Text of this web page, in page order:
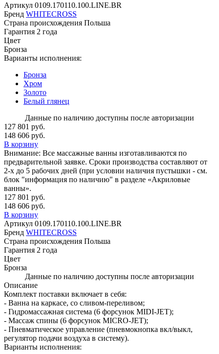
Артикул 0109.170110.100.LINE.BR
Бренд WHITECROSS
Страна происхождения Польша
Гарантия 2 года
Цвет
Бронза
Варианты исполнения:
Бронза
Хром
Золото
Белый глянец
Данные по наличию доступны после авторизации
127 801 руб.
148 606 руб.
В корзину
Внимание: Все массажные ванны изготавливаются по
предварительной заявке. Сроки производства составляют от
2-х до 5 рабочих дней (при условии наличия пустышки - см.
блок "информация по наличию" в разделе «Акриловые
ванны».
127 801 руб.
148 606 руб.
В корзину
Артикул 0109.170110.100.LINE.BR
Бренд WHITECROSS
Страна происхождения Польша
Гарантия 2 года
Цвет
Бронза
Данные по наличию доступны после авторизации
Описание
Комплект поставки включает в себя:
- Ванна на каркасе, со сливом-переливом;
- Гидромассажная система (6 форсунок MIDI-JET);
- Массаж спины (6 форсунок MICRO-JET);
- Пневматическое управление (пневмокнопка вкл/выкл,
регулятор подачи воздуха в систему).
Варианты исполнения: